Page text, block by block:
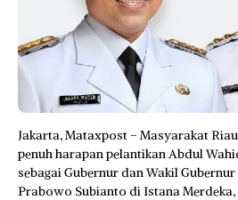
Jakarta, Mataxpost – Masyarakat
penuh harapan pelantikan Abdul
sebagai Gubernur dan Wakil
Prabowo Subianto di Istana Merdeka,